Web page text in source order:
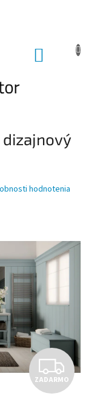
NÁKUPNÝ
dizajnový
hodnotenia
Z
ZADARMO